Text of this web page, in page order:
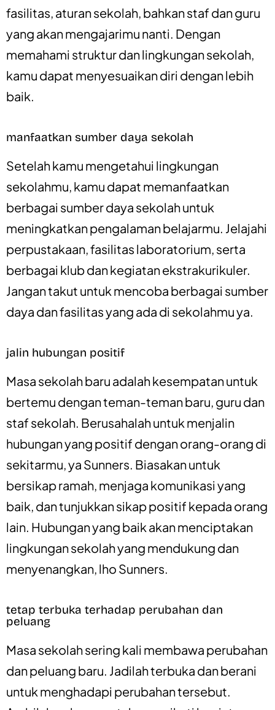
fasilitas, aturan sekolah, bahkan staf dan guru
yang akan mengajarimu nanti. Dengan
memahami struktur dan lingkungan sekolah,
kamu dapat menyesuaikan diri dengan lebih
baik.
manfaatkan sumber daya sekolah
Setelah kamu mengetahui lingkungan
sekolahmu, kamu dapat memanfaatkan
berbagai sumber daya sekolah untuk
meningkatkan pengalaman belajarmu. Jelajahi
perpustakaan, fasilitas laboratorium, serta
berbagai klub dan kegiatan ekstrakurikuler.
Jangan takut untuk mencoba berbagai sumber
daya dan fasilitas yang ada di sekolahmu ya.
jalin hubungan positif
Masa sekolah baru adalah kesempatan untuk
bertemu dengan teman-teman baru, guru dan
staf sekolah. Berusahalah untuk menjalin
hubungan yang positif dengan orang-orang di
sekitarmu, ya Sunners. Biasakan untuk
bersikap ramah, menjaga komunikasi yang
baik, dan tunjukkan sikap positif kepada orang
lain. Hubungan yang baik akan menciptakan
lingkungan sekolah yang mendukung dan
menyenangkan, lho Sunners.
tetap terbuka terhadap perubahan dan
peluang
Masa sekolah sering kali membawa perubahan
dan peluang baru. Jadilah terbuka dan berani
untuk menghadapi perubahan tersebut.